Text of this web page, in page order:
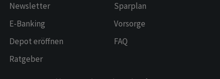
Newsletter
E-Banking
Depot eröffnen
Ratgeber
Sparplan
Vorsorge
FAQ